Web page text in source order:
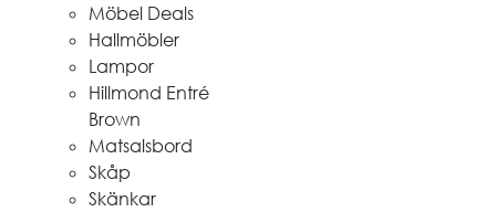
Möbel Deals
Hallmöbler
Lampor
Hillmond Entré
Brown
Matsalsbord
Skåp
Skänkar